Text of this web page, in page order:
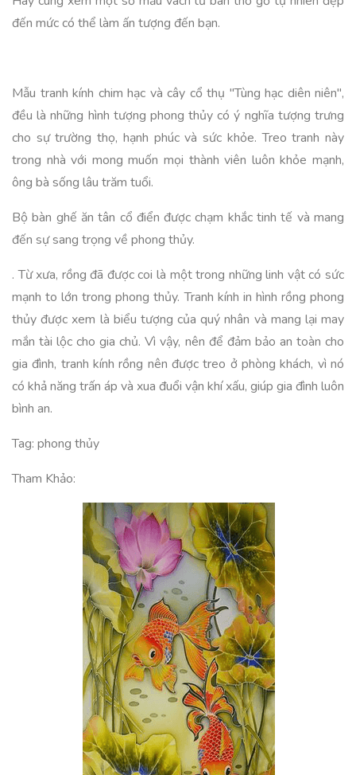
đến mức có thể làm ấn tượng đến bạn.
Mẫu tranh kính chim hạc và cây cổ thụ "Tùng hạc diên niên",
đều là những hình tượng phong thủy có ý nghĩa tượng trưng
cho sự trường thọ, hạnh phúc và sức khỏe. Treo tranh này
trong nhà với mong muốn mọi thành viên luôn khỏe mạnh,
ông bà sống lâu trăm tuổi.
Bộ bàn ghế ăn tân cổ điển được chạm khắc tinh tế và mang
đến sự sang trọng về phong thủy.
. Từ xưa, rồng đã được coi là một trong những linh vật có sức
mạnh to lớn trong phong thủy. Tranh kính in hình rồng phong
thủy được xem là biểu tượng của quý nhân và mang lại may
mắn tài lộc cho gia chủ. Vì vậy, nên để đảm bảo an toàn cho
gia đình, tranh kính rồng nên được treo ở phòng khách, vì nó
có khả năng trấn áp và xua đuổi vận khí xấu, giúp gia đình luôn
bình an.
Tag: phong thủy
Tham Khảo: